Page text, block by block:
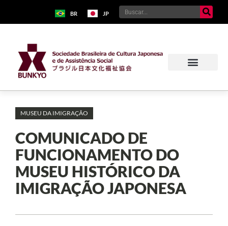
BR JP
MUSEU DA IMIGRAÇÃO
COMUNICADO DE
FUNCIONAMENTO DO
MUSEU HISTÓRICO DA
IMIGRAÇÃO JAPONESA